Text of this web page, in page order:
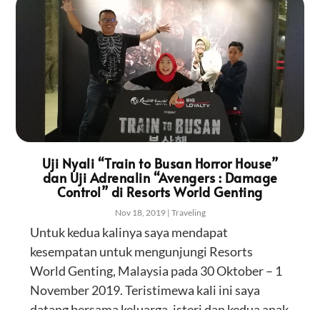
Uji Nyali “Train to Busan Horror House”
dan Uji Adrenalin “Avengers : Damage
Control” di Resorts World Genting
Nov 18, 2019| Traveling
Untuk kedua kalinya saya mendapat
kesempatan untuk mengunjungi Resorts
World Genting, Malaysia pada 30 Oktober – 1
November 2019. Teristimewa kali ini saya